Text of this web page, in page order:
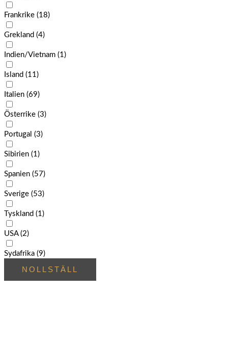
Frankrike (18)
Grekland (4)
Indien/Vietnam (1)
Island (11)
Italien (69)
Österrike (3)
Portugal (3)
Sibirien (1)
Spanien (57)
Sverige (53)
Tyskland (1)
USA (2)
Sydafrika (9)
NOLLSTÄLL